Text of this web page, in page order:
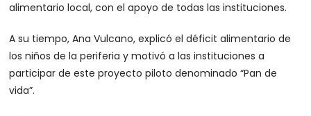
alimentario local, con el apoyo de todas las instituciones.
A su tiempo, Ana Vulcano, explicó el déficit alimentario de
los niños de la periferia y motivó a las instituciones a
participar de este proyecto piloto denominado “Pan de
vida”.